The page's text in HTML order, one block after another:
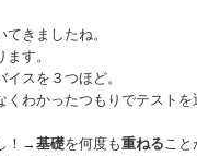
てきましたね。
す。
イスを３つほど。
わかったつもりでテストを
！→基礎を何度も重ねること